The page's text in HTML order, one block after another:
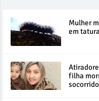
Mulher
em
filha